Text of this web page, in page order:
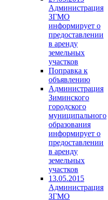
Администрация
ЗГМО
информирует о
предоставлении
в аренду
земельных
участков
Поправка к
объявлению
Администрация
Зиминского
городского
муниципального
образования
информирует о
предоставлении
в аренду
земельных
участков
13.05.2015
Администрация
ЗГМО